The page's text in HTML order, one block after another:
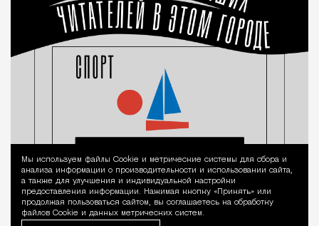
Уведомление
Мы используем файлы Сookie и метрические системы для сбора и
анализа информации о производительности и использовании сайта,
а также для улучшения и индивидуальной настройки
предоставления информации. Нажимая кнопку «Принять» или
продолжая пользоваться сайтом, вы соглашаетесь на обработку
файлов Cookie и данных метрических систем.